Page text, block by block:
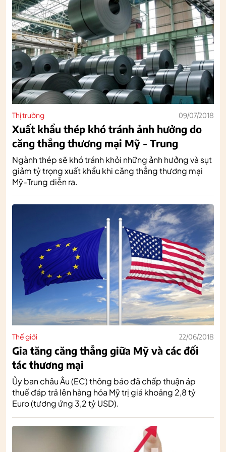
Thị trường 09/07/2018
Xuất khẩu thép khó tránh ảnh hưởng do
căng thẳng thương mại Mỹ - Trung
Ngành thép sẽ khó tránh khỏi những ảnh hưởng và sụt
giảm tỷ trọng xuất khẩu khi căng thẳng thương mại
Mỹ-Trung diễn ra.
Thế giới 22/06/2018
Gia tăng căng thẳng giữa Mỹ và các đối
tác thương mại
Ủy ban châu Âu (EC) thông báo đã chấp thuận áp
thuế đáp trả lên hàng hóa Mỹ trị giá khoảng 2,8 tỷ
Euro (tương ứng 3,2 tỷ USD).